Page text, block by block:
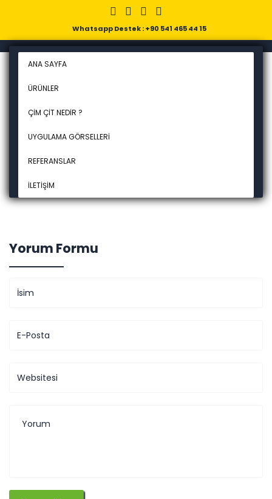
Whatsapp Destek : +90 541 465 44 15
ANA SAYFA
ÜRÜNLER
ÇIM ÇIT NEDIR ?
UYGULAMA GÖRSELLERI
REFERANSLAR
İLETIŞIM
Yorum Formu